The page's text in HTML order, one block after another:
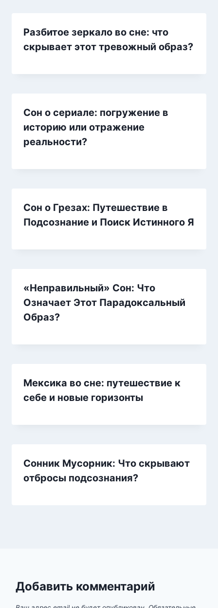
Разбитое зеркало во сне: что
скрывает этот тревожный образ?
Сон о сериале: погружение в
историю или отражение
реальности?
Сон о Грезах: Путешествие в
Подсознание и Поиск Истинного Я
«Неправильный» Сон: Что
Означает Этот Парадоксальный
Образ?
Мексика во сне: путешествие к
себе и новые горизонты
Сонник Мусорник: Что скрывают
отбросы подсознания?
Добавить комментарий